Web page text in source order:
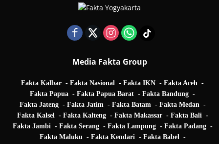
Media Fakta Group
Fakta Kalbar Fakta Nasional Fakta IKN
Fakta Aceh
Fakta Papua
Fakta Papua Barat
Fakta Bandung
Fakta Jateng
Fakta Jatim Fakta Batam
Fakta Medan
Fakta Kalsel
Fakta Kalteng Fakta Makassar
Fakta Bali
Fakta Jambi
Fakta Serang Fakta Lampung
Fakta Padang
Fakta Maluku
Fakta Kendari
Fakta Babel